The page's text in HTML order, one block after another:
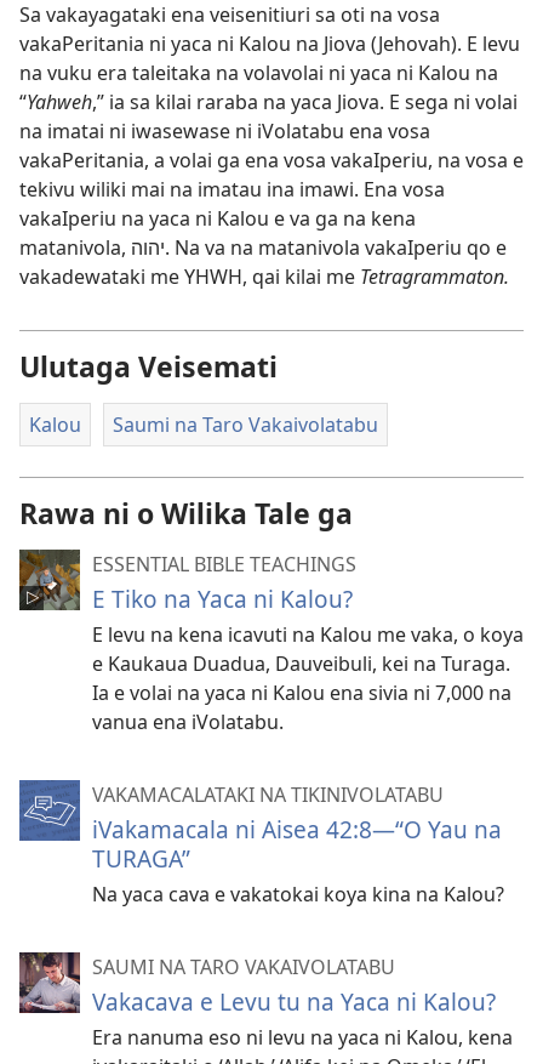
Sa vakayagataki ena veisenitiuri sa oti na vosa
vakaPeritania ni yaca ni Kalou na Jiova (Jehovah). E levu
na vuku era taleitaka na volavolai ni yaca ni Kalou na
“Yahweh,” ia sa kilai raraba na yaca Jiova. E sega ni volai
na imatai ni iwasewase ni iVolatabu ena vosa
vakaPeritania, a volai ga ena vosa vakaIperiu, na vosa e
tekivu wiliki mai na imatau ina imawi. Ena vosa
vakaIperiu na yaca ni Kalou e va ga na kena
matanivola, יהוה. Na va na matanivola vakaIperiu qo e
vakadewataki me YHWH, qai kilai me Tetragrammaton.
Ulutaga Veisemati
Kalou Saumi na Taro Vakaivolatabu
Rawa ni o Wilika Tale ga
ESSENTIAL BIBLE TEACHINGS
E Tiko na Yaca ni Kalou?
E levu na kena icavuti na Kalou me vaka, o koya
e Kaukaua Duadua, Dauveibuli, kei na Turaga.
Ia e volai na yaca ni Kalou ena sivia ni 7,000 na
vanua ena iVolatabu.
VAKAMACALATAKI NA TIKINIVOLATABU
iVakamacala ni Aisea 42:8​—“O Yau na
TURAGA”
Na yaca cava e vakatokai koya kina na Kalou?
SAUMI NA TARO VAKAIVOLATABU
Vakacava e Levu tu na Yaca ni Kalou?
Era nanuma eso ni levu na yaca ni Kalou, kena